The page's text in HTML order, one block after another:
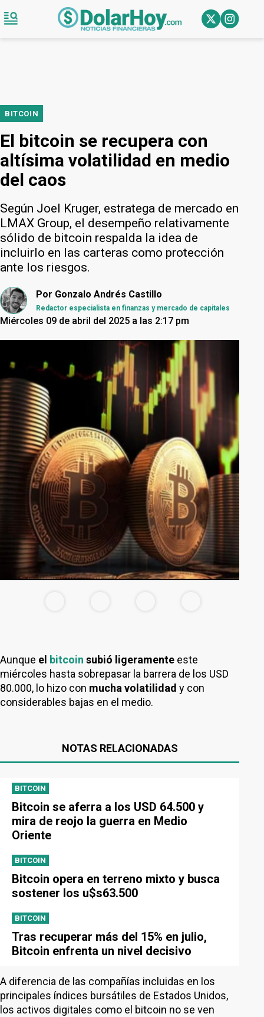
BITCOIN
El bitcoin se recupera con
altísima volatilidad en medio
del caos
Según Joel Kruger, estratega de mercado en
LMAX Group, el desempeño relativamente
sólido de bitcoin respalda la idea de
incluirlo en las carteras como protección
ante los riesgos.
Por Gonzalo Andrés Castillo
Redactor especialista en finanzas y mercado de capitales
Miércoles 09 de abril del 2025 a las 2:17 pm
Aunque el bitcoin subió ligeramente este
miércoles hasta sobrepasar la barrera de los USD
80.000, lo hizo con mucha volatilidad y con
considerables bajas en el medio.
NOTAS RELACIONADAS
BITCOIN
Bitcoin se aferra a los USD 64.500 y
mira de reojo la guerra en Medio
Oriente
BITCOIN
Bitcoin opera en terreno mixto y busca
sostener los u$s63.500
BITCOIN
Tras recuperar más del 15% en julio,
Bitcoin enfrenta un nivel decisivo
A diferencia de las compañías incluidas en los
principales índices bursátiles de Estados Unidos,
los activos digitales como el bitcoin no se ven